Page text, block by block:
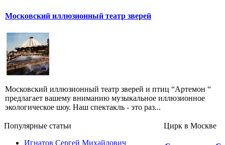
Московский иллюзионный театр зверей
Московский иллюзионный театр зверей и птиц “Артемон “
предлагает вашему вниманию музыкальное иллюзионное
экологическое шоу. Наш спектакль - это раз...
Популярные cтатьи
Игнатов Сергей Михайлович
Цирк в Москве